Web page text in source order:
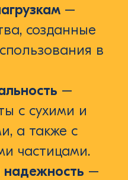
–
созданные
в
–
с сухими и
а также с
частицами.
надежность –